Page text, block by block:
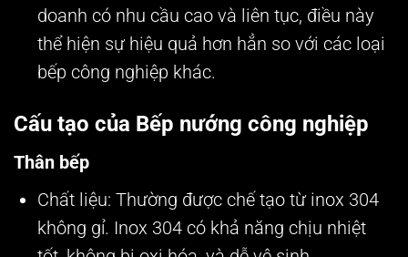
doanh có nhu cầu cao và liên tục, điều này
thể hiện sự hiệu quả hơn hẳn so với các loại
bếp công nghiệp khác.
Cấu tạo của Bếp nướng công nghiệp
Thân bếp
Chất liệu: Thường được chế tạo từ inox 304
không gỉ. Inox 304 có khả năng chịu nhiệt